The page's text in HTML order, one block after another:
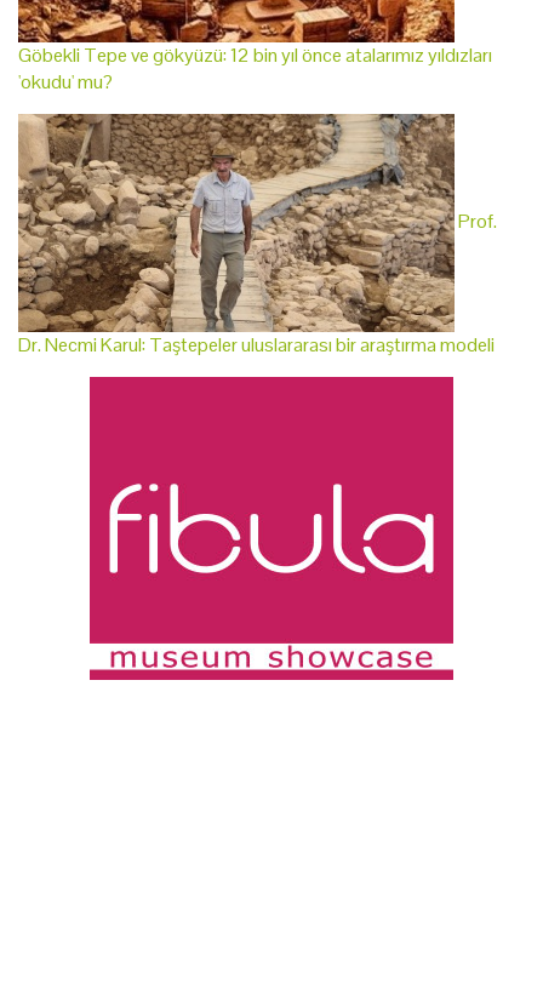
Göbekli Tepe ve gökyüzü: 12 bin yıl önce atalarımız yıldızları
'okudu' mu?
Prof.
Dr. Necmi Karul: Taştepeler uluslararası bir araştırma modeli